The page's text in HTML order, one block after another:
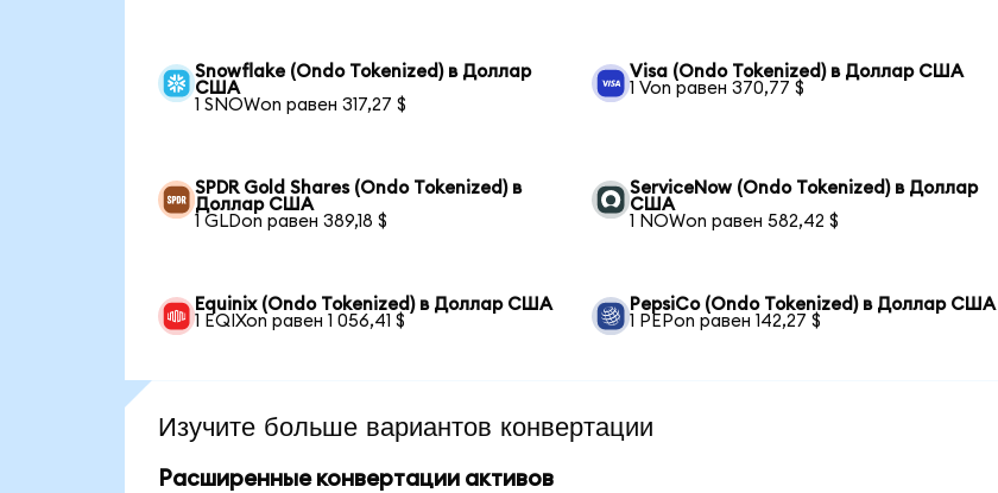
Snowflake (Ondo Tokenized) в Доллар
США
1 SNOWon равен 317,27 $
Visa (Ondo Tokenized) в Доллар США
1 Von равен 370,77 $
SPDR Gold Shares (Ondo Tokenized) в
Доллар США
1 GLDon равен 389,18 $
ServiceNow (Ondo Tokenized) в Доллар
США
1 NOWon равен 582,42 $
Equinix (Ondo Tokenized) в Доллар США
1 EQIXon равен 1 056,41 $
PepsiCo (Ondo Tokenized) в Доллар США
1 PEPon равен 142,27 $
Изучите больше вариантов конвертации
Расширенные конвертации активов